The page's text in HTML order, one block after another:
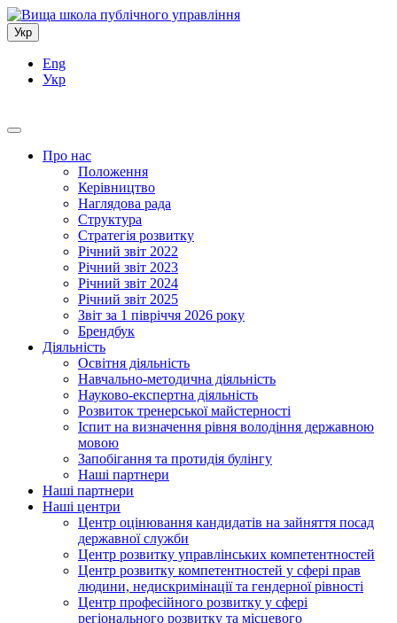
Укр
Eng
Укр
Про нас
Положення
Керівництво
Наглядова рада
Структура
Стратегія розвитку
Річний звіт 2022
Річний звіт 2023
Річний звіт 2024
Річний звіт 2025
Звіт за 1 півріччя 2026 року
Брендбук
Діяльність
Освітня діяльність
Навчально-методична діяльність
Науково-експертна діяльність
Розвиток тренерської майстерності
Іспит на визначення рівня володіння державною
мовою
Запобігання та протидія булінгу
Наші партнери
Наші партнери
Наші центри
Центр оцінювання кандидатів на зайняття посад
державної служби
Центр розвитку управлінських компетентностей
Центр розвитку компетентностей у сфері прав
людини, недискримінації та гендерної рівності
Центр професійного розвитку у сфері
регіонального розвитку та місцевого